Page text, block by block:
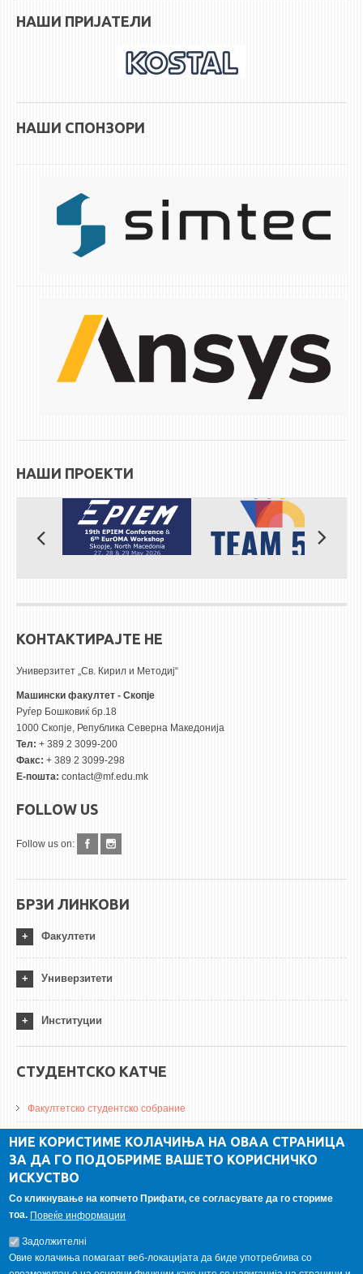
НАШИ ПРИЈАТЕЛИ
НАШИ СПОНЗОРИ
НАШИ ПРОЕКТИ
КОНТАКТИРАЈТЕ НЕ
Универзитет „Св. Кирил и Методиј“
Машински факултет - Скопје
Руѓер Бошковиќ бр.18
1000 Скопје, Република Северна Македонија
Тел: + 389 2 3099-200
Факс: + 389 2 3099-298
Е-пошта: contact@mf.edu.mk
FOLLOW US
Follow us on:
БРЗИ ЛИНКОВИ
Факултети
Универзитети
Институции
СТУДЕНТСКО КАТЧЕ
Факултетско студентско собрание
ДА Винчи магазин
Алумни асоцијација
ГАЛЕРИЈА
НИЕ КОРИСТИМЕ КОЛАЧИЊА НА ОВАА СТРАНИЦА
ЗА ДА ГО ПОДОБРИМЕ ВАШЕТО КОРИСНИЧКО
ИСКУСТВО
Со кликнување на копчето Прифати, се согласувате да го сториме
тоа. Повеќе информации
Задолжителнi
Овие колачиња помагаат веб-локацијата да биде употреблива со